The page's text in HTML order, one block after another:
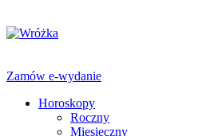
Zamów e-wydanie
Horoskopy
Roczny
Miesięczny